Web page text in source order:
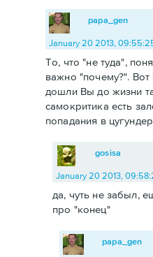
papa_gen
January 20 2013,
То, что "не туда",
важно "почему?".
дошли Вы до жизни
самокритика есть
попадания в
gosisa
January 20 2013,
да, чуть не забыл,
про "конец"
papa_gen